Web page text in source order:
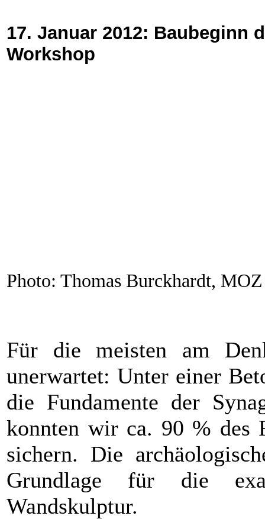
17. Januar 2012: Baubeginn
Workshop
Photo: Thomas Burckhardt, MOZ
Für die meisten am
unerwartet: Unter einer
die Fundamente der
konnten wir ca. 90 % des
sichern. Die
Grundlage für die
Wandskulptur.